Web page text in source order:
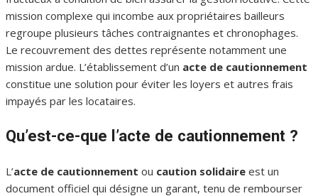
mission complexe qui incombe aux propriétaires bailleurs
regroupe plusieurs tâches contraignantes et chronophages.
Le recouvrement des dettes représente notamment une
mission ardue. L’établissement d’un acte de cautionnement
constitue une solution pour éviter les loyers et autres frais
impayés par les locataires.
Qu’est-ce-que l’acte de cautionnement ?
L’acte de cautionnement ou caution solidaire est un
document officiel qui désigne un garant, tenu de rembourser